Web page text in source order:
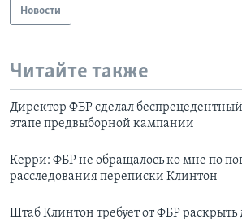
Новости
Читайте также
Директор ФБР сделал
этапе предвыборной кампании
Керри: ФБР не обращалось ко мне по
расследования переписки Клинтон
Штаб Клинтон требует от ФБР раскрыть